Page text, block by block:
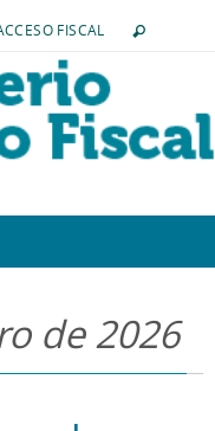
FISCAL
de 2026